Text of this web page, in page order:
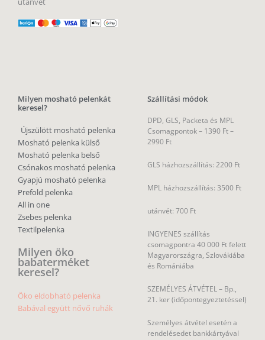
Milyen mosható pelenkát
keresel?
Újszülött mosható pelenka
Mosható pelenka külső
Mosható pelenka belső
Csónakos mosható pelenka
Gyapjú mosható pelenka
Prefold pelenka
All in one
Zsebes pelenka
Textilpelenka
Milyen öko
babaterméket
keresel?
Öko eldobható pelenka
Babával együtt nővő ruhák
Szállítási módok
DPD, GLS, Packeta és MPL
Csomagpontok – 1390 Ft –
2990 Ft
GLS házhozszállítás: 2200 Ft
MPL házhozszállítás: 3500 Ft
utánvét: 700 Ft
INGYENES szállítás
csomagpontra 40 000 Ft felett
Magyarországra, Szlovákiába
és Romániába
SZEMÉLYES ÁTVÉTEL – Bp.,
21. ker (időpontegyeztetéssel)
Személyes átvétel esetén a
rendelésedet bankkártyával